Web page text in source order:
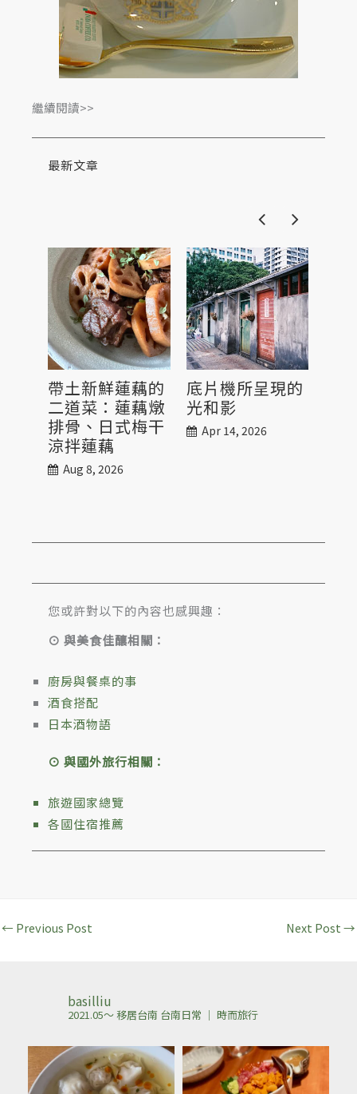
繼續閱讀>>
最新文章
帶土新鮮蓮藕的
二道菜：蓮藕燉
排骨、日式梅干
涼拌蓮藕
Aug 8, 2026
底片機所呈現的
光和影
Apr 14, 2026
您或許對以下的內容也感興趣：
⊙ 與美食佳釀相關：
廚房與餐桌的事
酒食搭配
日本酒物語
⊙ 與國外旅行相關：
旅遊國家總覽
各國住宿推薦
← Previous Post Next Post→
basilliu
2021.05～ 移居台南 台南日常 ｜ 時而旅行